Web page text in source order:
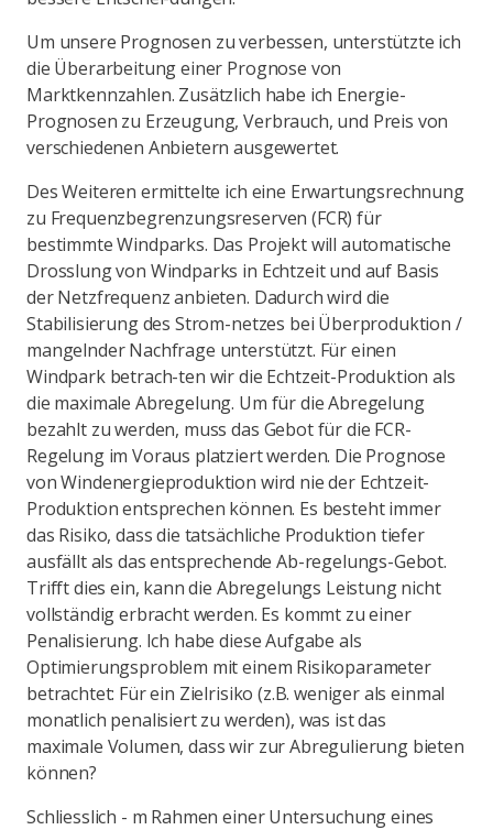
Um unsere Prognosen zu verbessen, unterstützte ich
die Überarbeitung einer Prognose von
Marktkennzahlen. Zusätzlich habe ich Energie-
Prognosen zu Erzeugung, Verbrauch, und Preis von
verschiedenen Anbietern ausgewertet.
Des Weiteren ermittelte ich eine Erwartungsrechnung
zu Frequenzbegrenzungsreserven (FCR) für
bestimmte Windparks. Das Projekt will automatische
Drosslung von Windparks in Echtzeit und auf Basis
der Netzfrequenz anbieten. Dadurch wird die
Stabilisierung des Strom-netzes bei Überproduktion /
mangelnder Nachfrage unterstützt. Für einen
Windpark betrach-ten wir die Echtzeit-Produktion als
die maximale Abregelung. Um für die Abregelung
bezahlt zu werden, muss das Gebot für die FCR-
Regelung im Voraus platziert werden. Die Prognose
von Windenergieproduktion wird nie der Echtzeit-
Produktion entsprechen können. Es besteht immer
das Risiko, dass die tatsächliche Produktion tiefer
ausfällt als das entsprechende Ab-regelungs-Gebot.
Trifft dies ein, kann die Abregelungs Leistung nicht
vollständig erbracht werden. Es kommt zu einer
Penalisierung. Ich habe diese Aufgabe als
Optimierungsproblem mit einem Risikoparameter
betrachtet: Für ein Zielrisiko (z.B. weniger als einmal
monatlich penalisiert zu werden), was ist das
maximale Volumen, dass wir zur Abregulierung bieten
können?
Schliesslich - m Rahmen einer Untersuchung eines